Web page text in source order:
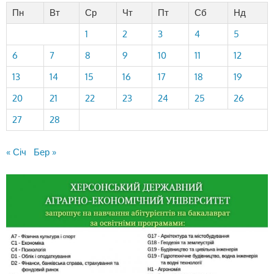
Пн Вт Ср Чт Пт Сб
Нд
1
2 3 4
5
6
7 8 9 10 11
12
13
14 15 16 17 18
19
20
21 22 23 24 25
26
27
28
« Січ Бер »